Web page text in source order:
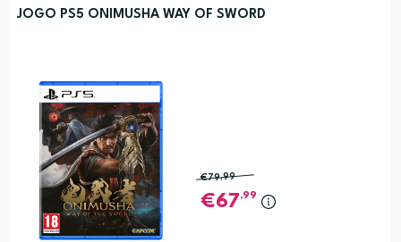
JOGO PS5 ONIMUSHA WAY OF SWORD
€79,99
67,99